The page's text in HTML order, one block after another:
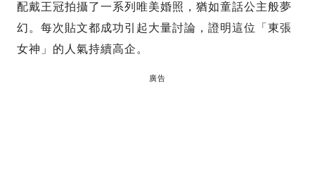
配戴王冠拍攝了一系列唯美婚照，猶如童話公主般夢
幻。每次貼文都成功引起大量討論，證明這位「東張
女神」的人氣持續高企。
廣告